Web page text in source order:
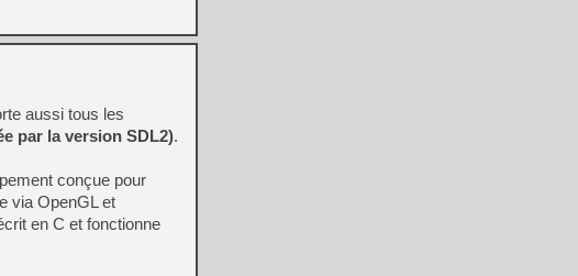
aussi tous les
par la version SDL2).
conçue pour
via OpenGL et
en C et fonctionne